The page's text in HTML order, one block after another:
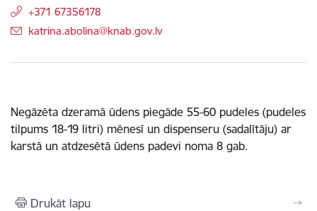
+371 67356178
E-pasts:
katrina.abolina@knab.gov.lv
Negāzēta dzeramā ūdens piegāde 55-60 pudeles (pudeles
tilpums 18-19 litri) mēnesī un dispenseru (sadalītāju) ar
karstā un atdzesētā ūdens padevi noma 8 gab.
Drukāt lapu